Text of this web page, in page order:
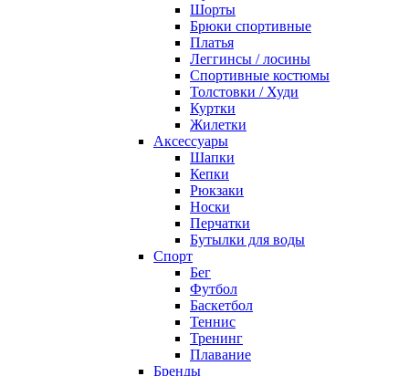
Шорты
Брюки спортивные
Платья
Леггинсы / лосины
Спортивные костюмы
Толстовки / Худи
Куртки
Жилетки
Аксессуары
Шапки
Кепки
Рюкзаки
Носки
Перчатки
Бутылки для воды
Спорт
Бег
Футбол
Баскетбол
Теннис
Тренинг
Плавание
Бренды